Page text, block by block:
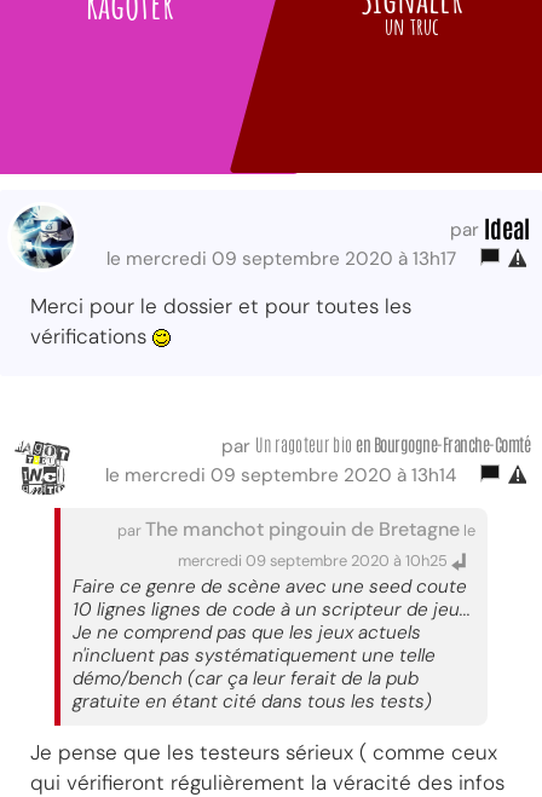
un truc
par Ideal
le mercredi 09 septembre 2020 à 13h17
Merci pour le dossier et pour toutes les
vérifications
par Un ragoteur bio en Bourgogne-Franche-Comté
le mercredi 09 septembre 2020 à 13h14
parThe manchot pingouin de Bretagne le
mercredi 09 septembre 2020 à 10h25
Faire ce genre de scène avec une seed coute
10 lignes lignes de code à un scripteur de jeu...
Je ne comprend pas que les jeux actuels
n'incluent pas systématiquement une telle
démo/bench (car ça leur ferait de la pub
gratuite en étant cité dans tous les tests)
Je pense que les testeurs sérieux ( comme ceux
qui vérifieront régulièrement la véracité des infos